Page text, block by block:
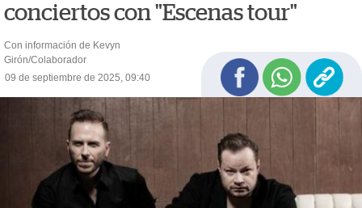
conciertos con "Escenas tour"
Con información de Kevyn
Girón/Colaborador
09 de septiembre de 2025, 09:40